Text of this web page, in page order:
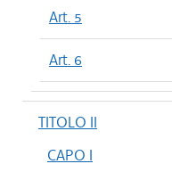
Art. 5
Art. 6
TITOLO II
CAPO I